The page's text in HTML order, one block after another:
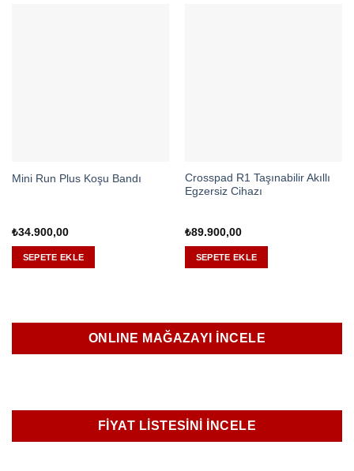
Mini Run Plus Koşu Bandı
₺34.900,00
SEPETE EKLE
Crosspad R1 Taşınabilir Akıllı
Egzersiz Cihazı
₺89.900,00
SEPETE EKLE
ONLINE MAĞAZAYI İNCELE
FİYAT LİSTESİNİ İNCELE